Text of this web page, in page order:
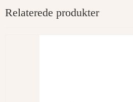
Relaterede produkter